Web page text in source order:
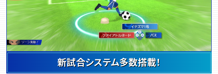
新試合システム多数搭載！